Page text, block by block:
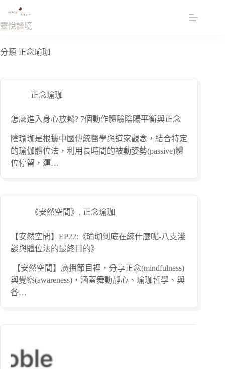
主
內
靈悅謐境
分類 正念瑜珈
正念瑜珈
怎麼進入身心放鬆? 7個動作體驗陰陽平衡與正念
陰瑜珈是根據中國傳統醫學與道家觀念，結合特定
的瑜伽體位法，利用長時間的被動姿勢(passive)體
位停留，運…
《安然空間》 , 正念瑜珈
【安然空間】EP22:《瑜珈到底在練什麼呢-八支淺
談與體位法的最終目的》
【安然空間】廣播節目裡，分享正念(mindfulness)
與覺察(awareness)，涵蓋舞動靜心、瑜珈哲學、與
各…